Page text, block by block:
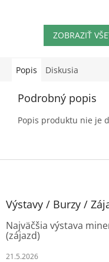
a 1/2 týždňa....
ZOBRAZIŤ
Popis Diskusia
Podrobný popis
Popis produktu nie je
Z
Výstavy / Burzy /
Najväčšia výstava
(zájazd)
21.5.2026